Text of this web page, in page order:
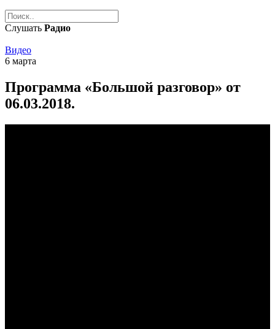
Слушать Радио
Видео
6 марта
Программа «Большой разговор» от
06.03.2018.